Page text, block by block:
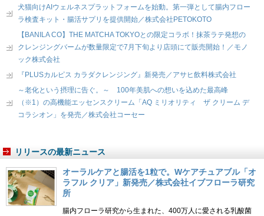
犬猫向けAIウェルネスプラットフォームを始動。第一弾として腸内フロー
ラ検査キット・腸活サプリを提供開始／株式会社PETOKOTO
【BANILA CO】THE MATCHA TOKYOとの限定コラボ！抹茶ラテ発想の
クレンジングバームが数量限定で7月下旬より店頭にて販売開始！／モノ
ック株式会社
『PLUSカルピス カラダクレンジング』新発売／アサヒ飲料株式会社
～老化という摂理に告ぐ。～ 100年美肌への想いを込めた最高峰
（※1）の高機能エッセンスクリーム「AQ ミリオリティ ザ クリーム デ
コラシオン」を発売／株式会社コーセー
リリースの最新ニュース
オーラルケアと腸活を1粒で。Wケアチュアブル「オ
ラフル クリア」新発売／株式会社イブフローラ研究
所
腸内フローラ研究から生まれた、400万人に愛される乳酸菌